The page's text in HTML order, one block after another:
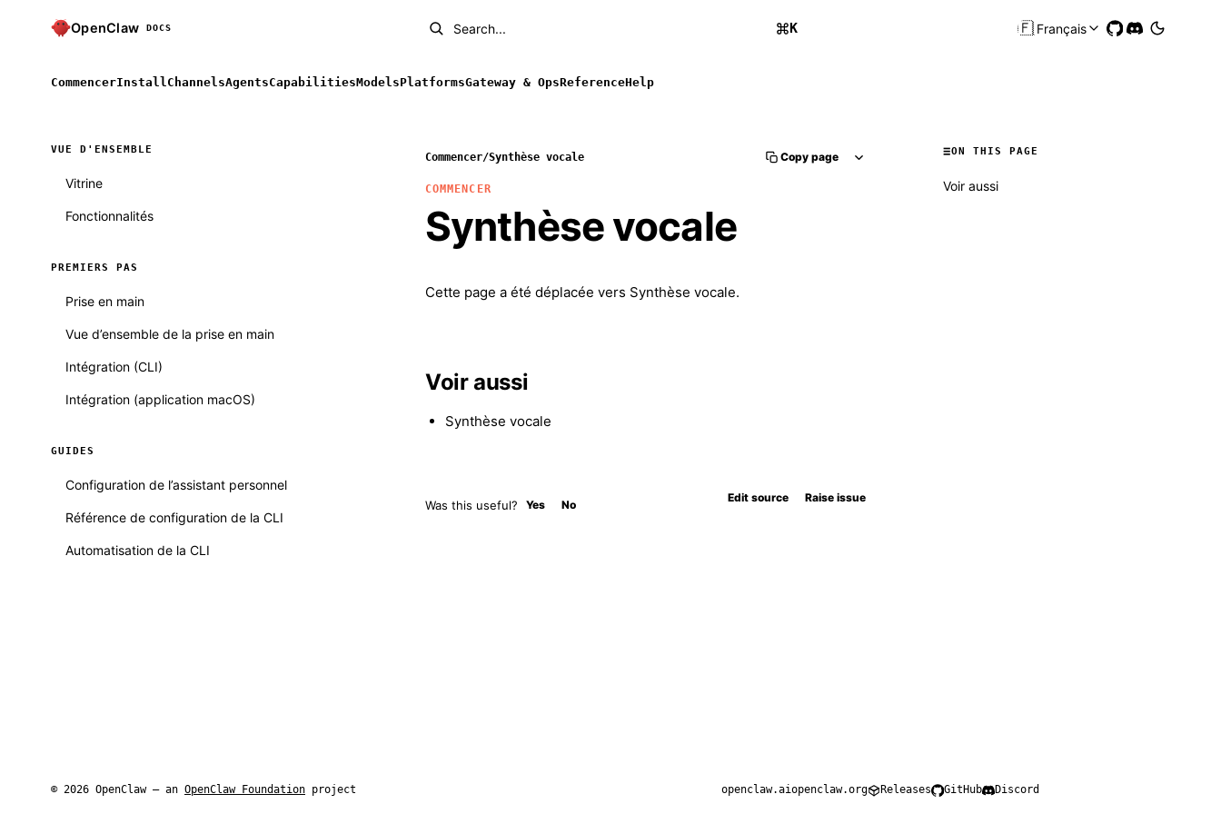
OpenClaw DOCS Search... K 🇫🇷Français
CommencerInstall ChannelsAgentsCapabilitiesModelsPlatformsGateway & OpsReferenceHelp
VUE D'ENSEMBLE
Vitrine
Fonctionnalités
PREMIERS PAS
Prise en main
Vue d’ensemble de la prise en main
Intégration (CLI)
Intégration (application macOS)
GUIDES
Configuration de l’assistant personnel
Référence de configuration de la CLI
Automatisation de la CLI
Commencer/Synthèse vocale Copy page
COMMENCER
Synthèse vocale
Cette page a été déplacée vers Synthèse vocale.
Voir aussi
Synthèse vocale
Was this useful? Yes No
Edit source Raise issue
ON THIS PAGE
Voir aussi
© 2026 OpenClaw — an OpenClaw Foundation project openclaw.aiopenclaw.org Releases GitHub Discord